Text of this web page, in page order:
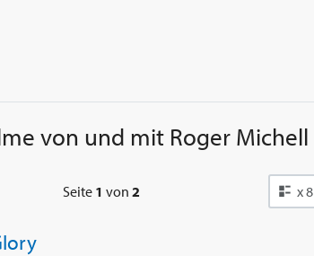
von und mitRoger Michell
Seite 1 von 2 x 8